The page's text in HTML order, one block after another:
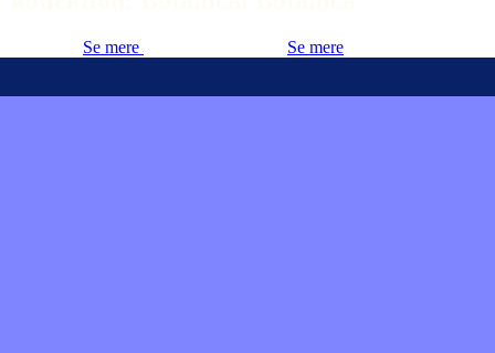
Se mere Se mere